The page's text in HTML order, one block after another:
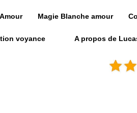
Magie Blanche amour
voyance A propos de